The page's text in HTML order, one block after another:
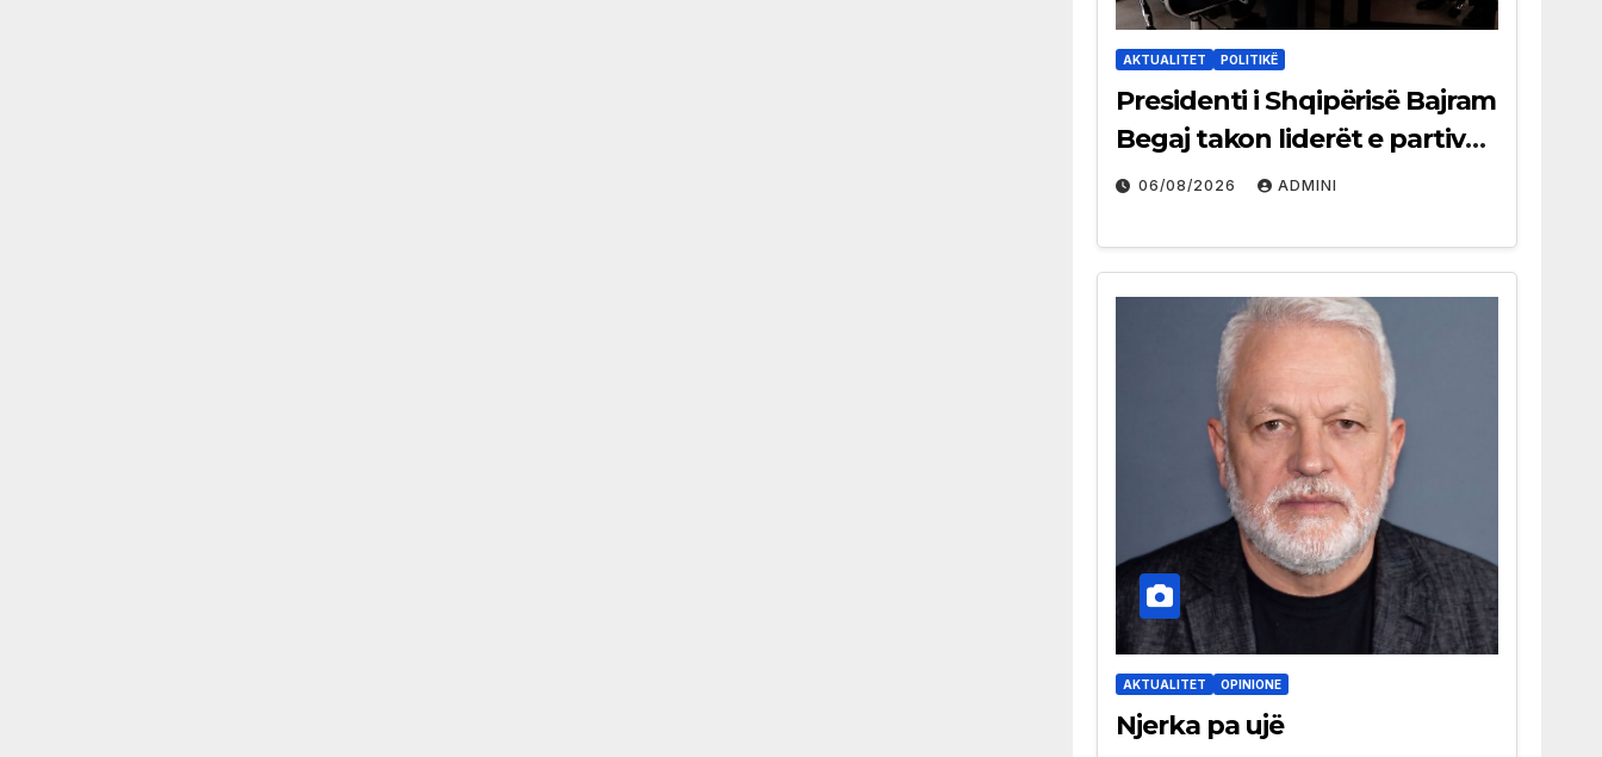
AKTUALITET POLITIKË
Presidenti i Shqipërisë Bajram
Begaj takon liderët e partive
shqiptare në Ulqin
06/08/2026 ADMINI
AKTUALITET OPINIONE
Njerka pa ujë